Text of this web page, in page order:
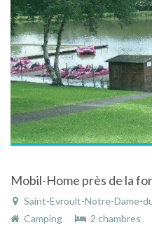
Saint-Evroult-Notre-Dame-du-Bois (29
Camping
2 chambres